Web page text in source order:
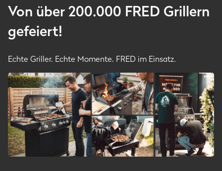
Von über 200.000 FRED Grillern
gefeiert!
Echte Griller. Echte Momente. FRED im Einsatz.